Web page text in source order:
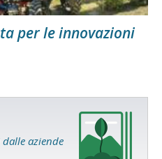
per le innovazioni
aziende